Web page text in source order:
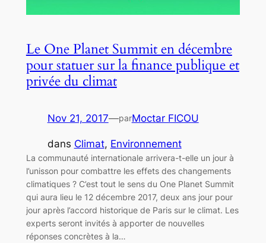
Le One Planet Summit en décembre
pour statuer sur la finance publique et
privée du climat
Nov 21, 2017—parMoctar FICOU
dans Climat, Environnement
La communauté internationale arrivera-t-elle un jour à
l’unisson pour combattre les effets des changements
climatiques ? C’est tout le sens du One Planet Summit
qui aura lieu le 12 décembre 2017, deux ans jour pour
jour après l’accord historique de Paris sur le climat. Les
experts seront invités à apporter de nouvelles
réponses concrètes à la…